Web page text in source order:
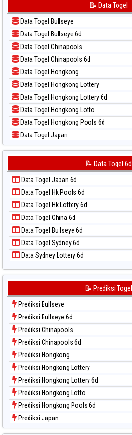
📊 Statistik Sydney Pools 6d
📊 Statistik Taipei
📊 Statistik Taiwan
📝 Pola Dasar Kuda Lari
📝 Pola Dasar Magnum Cambodia
📝 Pola Dasar Nagoya
📝 Pola Dasar North Carolina Day
📝 Pola Dasar Pcso
📝 Pola Dasar Sao Paulo
📝 Pola Dasar Singapore
📝 Pola Dasar Sydney
📝 Pola Dasar Sydney Lottery
📝 Pola Dasar Sydney Lottery 6d
📝 Pola Dasar Sydney Lotto
📝 Pola Dasar Taiwan
📝 Data Togel
Data Togel Bullseye
Data Togel Bullseye 6d
Data Togel Chinapools
Data Togel Chinapools 6d
Data Togel Hongkong
Data Togel Hongkong Lottery
Data Togel Hongkong Lottery 6d
Data Togel Hongkong Lotto
Data Togel Hongkong Pools 6d
Data Togel Japan
Data Togel Japan 6d
Data Togel Kuda Lari
Data Togel Magnum Cambodia
Data Togel Nagoya
Data Togel North Carolina Day
Data Togel Pcso
Data Togel Sao Paulo
Data Togel Singapore
Data Togel Sydney
Data Togel Sydney Lottery
Data Togel Sydney Lottery 6d
Data Togel Sydney Lotto
Data Togel Sydney Pools 6d
Data Togel Taipei
Data Togel Taiwan
📝 Data Togel 6d
Data Togel Japan 6d
Data Togel Hk Pools 6d
Data Togel Hk Lottery 6d
Data Togel China 6d
Data Togel Bullseye 6d
Data Togel Sydney 6d
Data Sydney Lottery 6d
📝 Prediksi Togel
Prediksi Bullseye
Prediksi Bullseye 6d
Prediksi Chinapools
Prediksi Chinapools 6d
Prediksi Hongkong
Prediksi Hongkong Lottery
Prediksi Hongkong Lottery 6d
Prediksi Hongkong Lotto
Prediksi Hongkong Pools 6d
Prediksi Japan
Prediksi Japan 6d